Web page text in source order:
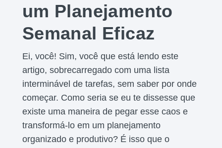
um Planejamento
Semanal Eficaz
Ei, você! Sim, você que está lendo este
artigo, sobrecarregado com uma lista
interminável de tarefas, sem saber por onde
começar. Como seria se eu te dissesse que
existe uma maneira de pegar esse caos e
transformá-lo em um planejamento
organizado e produtivo? É isso que o